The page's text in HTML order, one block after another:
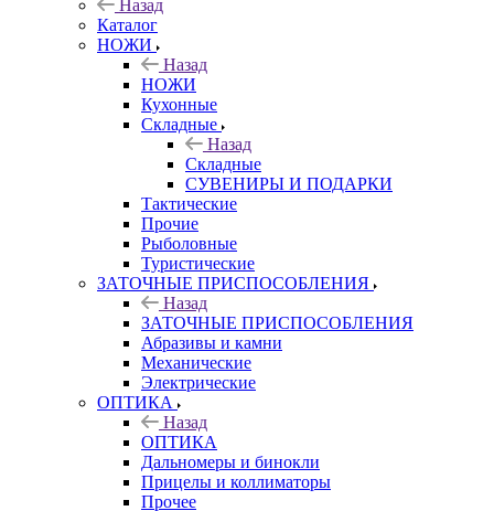
Назад
Каталог
НОЖИ
Назад
НОЖИ
Кухонные
Складные
Назад
Складные
СУВЕНИРЫ И ПОДАРКИ
Тактические
Прочие
Рыболовные
Туристические
ЗАТОЧНЫЕ ПРИСПОСОБЛЕНИЯ
Назад
ЗАТОЧНЫЕ ПРИСПОСОБЛЕНИЯ
Абразивы и камни
Механические
Электрические
ОПТИКА
Назад
ОПТИКА
Дальномеры и бинокли
Прицелы и коллиматоры
Прочее